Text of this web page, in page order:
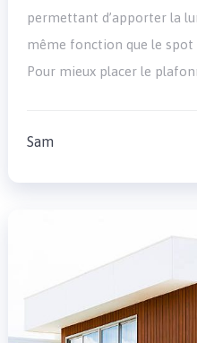
permettant d’apporter la
même fonction que le spot
Pour mieux placer le
Sam